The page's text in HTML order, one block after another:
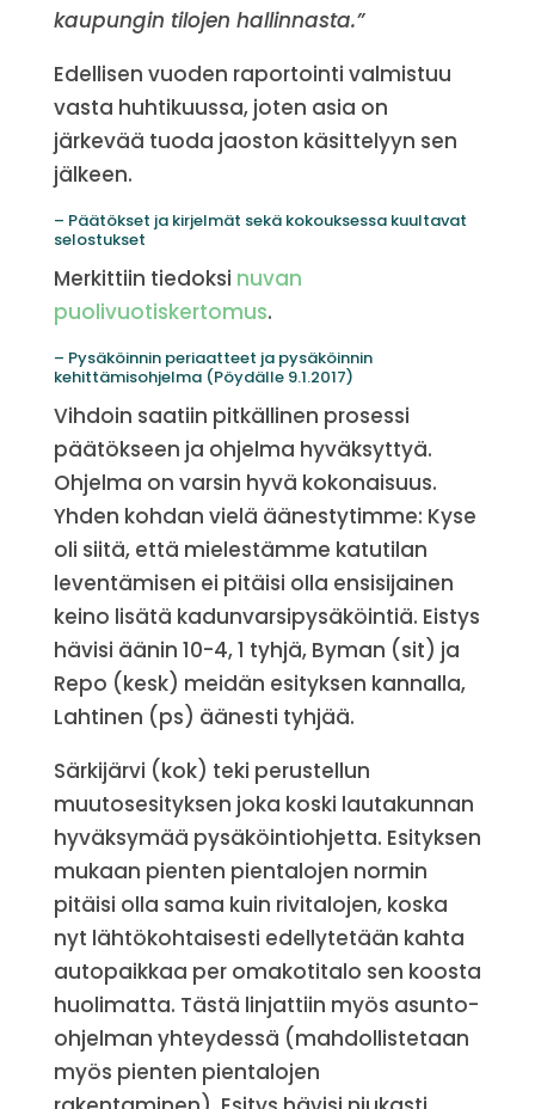
kaupungin tilojen hallinnasta.”
Edellisen vuoden raportointi valmistuu
vasta huhtikuussa, joten asia on
järkevää tuoda jaoston käsittelyyn sen
jälkeen.
– Päätökset ja kirjelmät sekä kokouksessa kuultavat
selostukset
Merkittiin tiedoksi nuvan
puolivuotiskertomus.
– Pysäköinnin periaatteet ja pysäköinnin
kehittämisohjelma (Pöydälle 9.1.2017)
Vihdoin saatiin pitkällinen prosessi
päätökseen ja ohjelma hyväksyttyä.
Ohjelma on varsin hyvä kokonaisuus.
Yhden kohdan vielä äänestytimme: Kyse
oli siitä, että mielestämme katutilan
leventämisen ei pitäisi olla ensisijainen
keino lisätä kadunvarsipysäköintiä. Eistys
hävisi äänin 10-4, 1 tyhjä, Byman (sit) ja
Repo (kesk) meidän esityksen kannalla,
Lahtinen (ps) äänesti tyhjää.
Särkijärvi (kok) teki perustellun
muutosesityksen joka koski lautakunnan
hyväksymää pysäköintiohjetta. Esityksen
mukaan pienten pientalojen normin
pitäisi olla sama kuin rivitalojen, koska
nyt lähtökohtaisesti edellytetään kahta
autopaikkaa per omakotitalo sen koosta
huolimatta. Tästä linjattiin myös asunto-
ohjelman yhteydessä (mahdollistetaan
myös pienten pientalojen